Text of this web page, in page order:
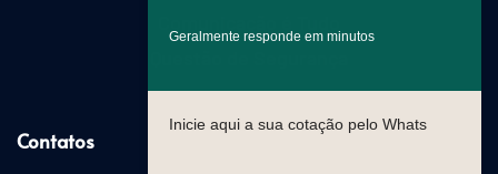
Contatos
Geralmente responde em minutos
Inicie aqui a sua cotação pelo Whats